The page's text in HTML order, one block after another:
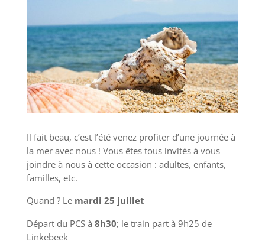
Il fait beau, c’est l’été venez profiter d’une journée à
la mer avec nous ! Vous êtes tous invités à vous
joindre à nous à cette occasion : adultes, enfants,
familles, etc.
Quand ? Lemardi 25 juillet
Départ du PCS à 8h30; le train part à 9h25 de
Linkebeek